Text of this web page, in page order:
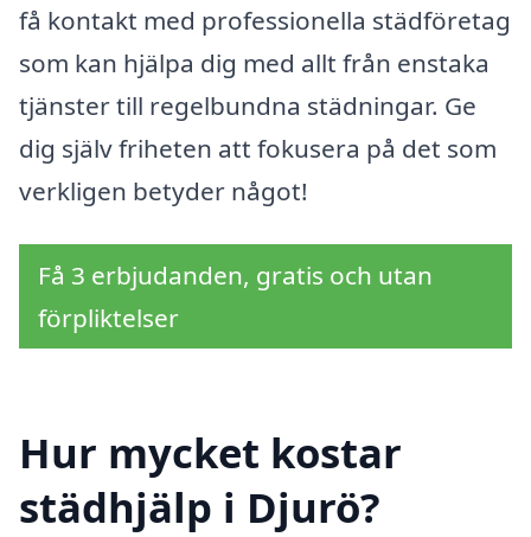
få kontakt med professionella städföretag
som kan hjälpa dig med allt från enstaka
tjänster till regelbundna städningar. Ge
dig själv friheten att fokusera på det som
verkligen betyder något!
Få 3 erbjudanden, gratis och utan
förpliktelser
Hur mycket kostar
städhjälp i Djurö?